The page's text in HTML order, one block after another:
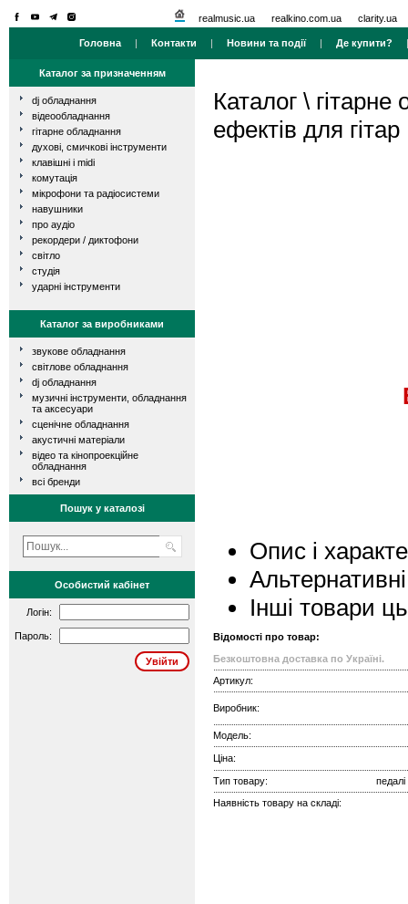
realmusic.ua realkino.com.ua clarity.ua
Головна | Контакти | Новини та події| Де купити?
Каталог за призначенням
dj обладнання
відеообладнання
гітарне обладнання
духові, смичкові інструменти
клавішні і midi
комутація
мікрофони та радіосистеми
навушники
про аудіо
рекордери / диктофони
світло
студія
ударні інструменти
Каталог за виробниками
звукове обладнання
світлове обладнання
dj обладнання
музичні інструменти, обладнання
та аксесуари
сценічне обладнання
акустичні матеріали
відео та кінопроекційне
обладнання
всі бренди
Пошук у каталозі
Особистий кабінет
Логін:
Пароль:
Каталог \ гітарне
ефектів для гітар
Опис і
Інші товари
Відомості про товар:
Безкоштовна доставка по Україні.
Артикул:
Виробник:
Модель:
Ціна:
Тип товару:
педалі
Наявність товару на складі: